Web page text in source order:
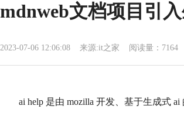
mdnweb文档项目引
2023-07-06 12:06:08 来源:it之家 阅读量：7164
ai help 是由 mozilla 开发、基于生成式